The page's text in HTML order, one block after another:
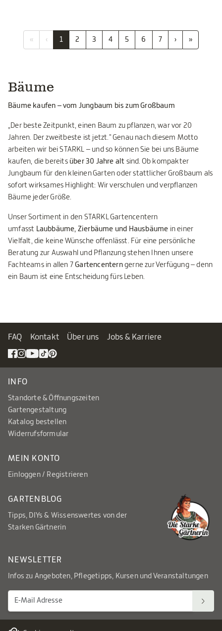
« ‹ 1 2 3 4 5 6 7 › »
Bäume
Bäume kaufen – vom Jungbaum bis zum Großbaum
„Der beste Zeitpunkt, einen Baum zu pflanzen, war vor 20
Jahren. Der zweitbeste ist jetzt." Genau nach diesem Motto
arbeiten wir bei STARKL – und so können Sie bei uns Bäume
kaufen, die bereits über 30 Jahre alt sind. Ob kompakter
Jungbaum für den kleinen Garten oder stattlicher Großbaum als
sofort wirksames Highlight: Wir verschulen und verpflanzen
Bäume jeder Größe.
Unser Sortiment in den STARKL Gartencentern
umfasst Laubbäume, Zierbäume und Hausbäume in einer
Vielfalt, die keine Wünsche offenlässt. Für eine persönliche
Beratung zur Auswahl und Pflanzung stehen Ihnen unsere
Fachteams in allen 7Gartencenterngerne zur Verfügung – denn
ein Baum ist eine Entscheidung fürs Leben.
FAQ Kontakt Über uns Jobs & Karriere
INFO
Standorte & Öffnungszeiten
Gartengestaltung
Katalog bestellen
Widerrufsformular
MEIN KONTO
Einloggen / Registrieren
GARTENBLOG
Tipps, DIYs & Wissenswertes von der
Starken Gärtnerin
NEWSLETTER
Infos zu Angeboten, Pflegetipps, Kursen und Veranstaltungen